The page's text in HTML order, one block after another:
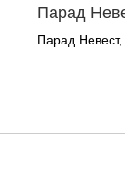
Парад
Парад